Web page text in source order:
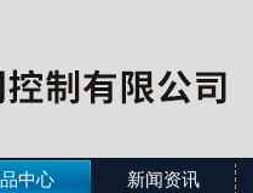
中心 新闻资讯